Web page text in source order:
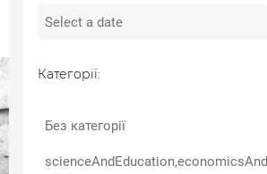
Категорії:
Без категорії